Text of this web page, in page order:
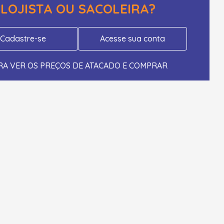
LOJISTA OU SACOLEIRA?
Cadastre-se Acesse sua conta
VER OS PREÇOS DE ATACADO E COMPRAR